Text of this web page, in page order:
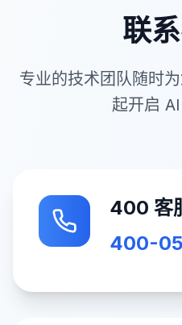
联
专业的技术团队随时
起开启
400 客
400-